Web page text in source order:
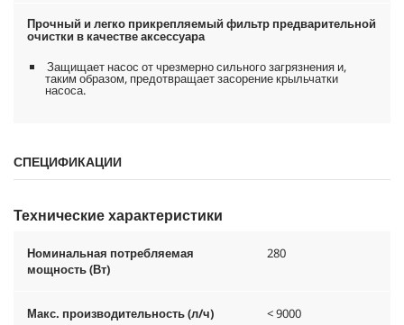
Прочный и легко прикрепляемый фильтр предварительной
очистки в качестве аксессуара
Защищает насос от чрезмерно сильного загрязнения и,
таким образом, предотвращает засорение крыльчатки
насоса.
СПЕЦИФИКАЦИИ
Технические характеристики
Номинальная потребляемая
мощность (Вт)
280
Макс. производительность (л/ч) < 9000